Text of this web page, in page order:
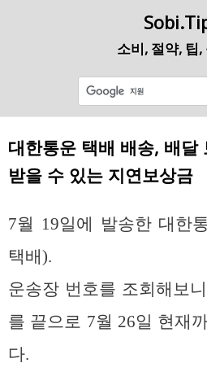
소비, 절약, 팁
대한통운 택배 배송, 배달
받을 수 있는 지연보상금
7월 19일에 발송한 대한
택배).
운송장 번호를 조회해보
를 끝으로 7월 26일 현재
다.